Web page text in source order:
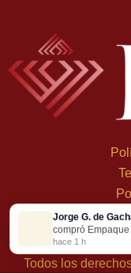
Todos los
Jorge G. de
compró
hace 1 h